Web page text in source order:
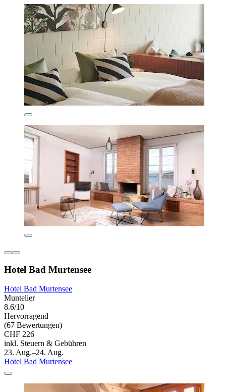
Hotel Bad Murtensee
Hotel Bad Murtensee
Muntelier
8.6/10
Hervorragend
(67 Bewertungen)
CHF 226
inkl. Steuern & Gebühren
23. Aug.–24. Aug.
Hotel Bad Murtensee